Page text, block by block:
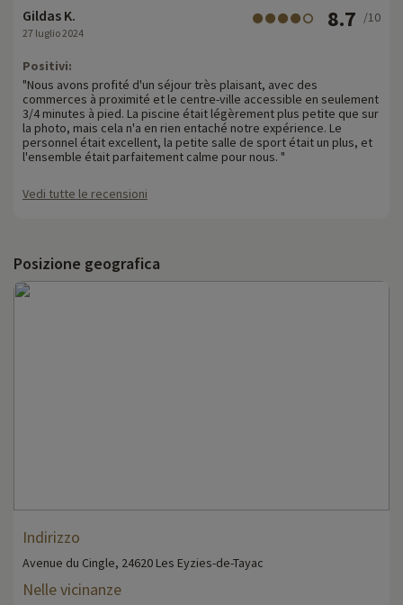
Gildas K.
27 luglio 2024
8.7 /10
Positivi:
"Nous avons profité d'un séjour très plaisant, avec des
commerces à proximité et le centre-ville accessible en seulement
3/4 minutes à pied. La piscine était légèrement plus petite que sur
la photo, mais cela n'a en rien entaché notre expérience. Le
personnel était excellent, la petite salle de sport était un plus, et
l'ensemble était parfaitement calme pour nous. "
Vedi tutte le recensioni
Posizione geografica
Indirizzo
Avenue du Cingle, 24620 Les Eyzies-de-Tayac
Nelle vicinanze